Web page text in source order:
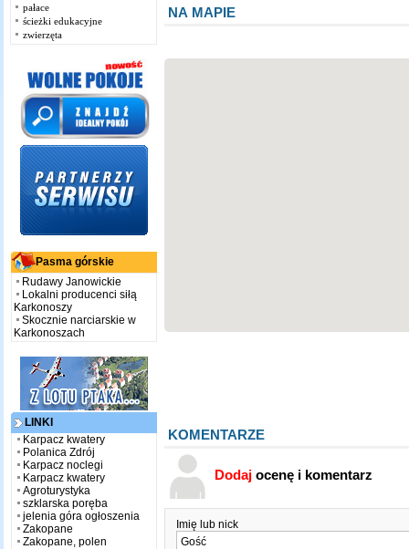
pałace
ścieżki edukacyjne
zwierzęta
Pasma górskie
Rudawy Janowickie
Lokalni producenci siłą
Karkonoszy
Skocznie narciarskie w
Karkonoszach
LINKI
Karpacz kwatery
Polanica Zdrój
Karpacz noclegi
Karpacz kwatery
Agroturystyka
szklarska poręba
jelenia góra ogłoszenia
Zakopane
Zakopane, polen
NA MAPIE
KOMENTARZE
Dodajocenę i komentarz
Imię lub nick